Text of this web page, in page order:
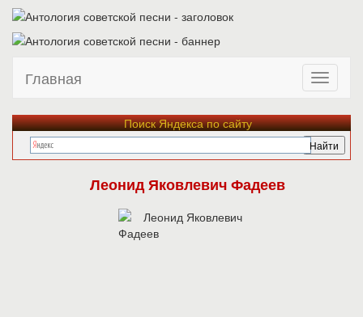
Главная
Поиск Яндекса по сайту
Леонид Яковлевич Фадеев